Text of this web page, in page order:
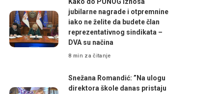
jubilarne nagrade i otpremnine
iako ne želite da budete član
reprezentativnog sindikata –
DVA su načina
8 min za čitanje
Snežana Romandić: ”Na ulogu
direktora škole danas pristaju